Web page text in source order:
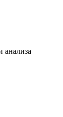
анализа